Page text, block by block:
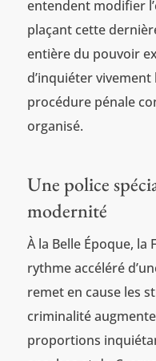
entendent modifier
plaçant cette
entière du pouvoir
d’inquiéter
procédure pénale
organisé.
Une police
modernité
À la Belle Époque,
rythme accéléré
remet en cause les
criminalité
proportions